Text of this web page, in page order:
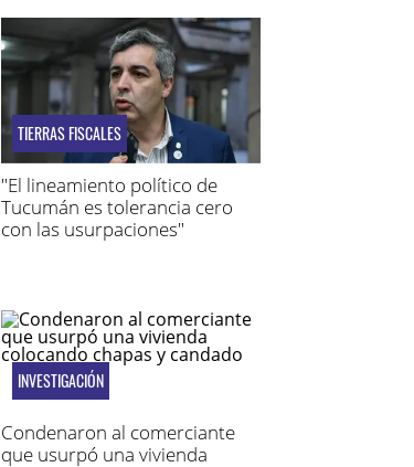
TIERRAS FISCALES
"El lineamiento político de
Tucumán es tolerancia cero
con las usurpaciones"
INVESTIGACIÓN
Condenaron al comerciante
que usurpó una vivienda